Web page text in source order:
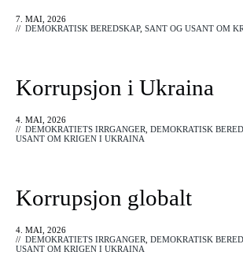
7. MAI, 2026
// DEMOKRATISK BEREDSKAP, SANT OG USANT OM
Korrupsjon i Ukraina
4. MAI, 2026
// DEMOKRATIETS IRRGANGER DEMOKRATISK
USANT OM KRIGEN I UKRAINA
Korrupsjon globalt
4. MAI, 2026
// DEMOKRATIETS IRRGANGER DEMOKRATISK
USANT OM KRIGEN I UKRAINA